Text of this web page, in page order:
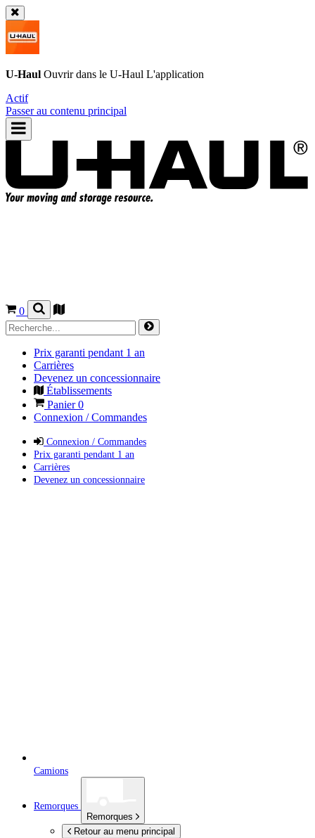
U-Haul Ouvrir dans le U-Haul L'application
Actif
Passer au contenu principal
0
Prix garanti pendant 1 an
Carrières
Devenez un concessionnaire
Établissements
Panier0
Connexion / Commandes
Connexion / Commandes
Prix garanti pendant 1 an
Carrières
Devenez un concessionnaire
Camions
Remorques
Remorques
Retour au menu principal